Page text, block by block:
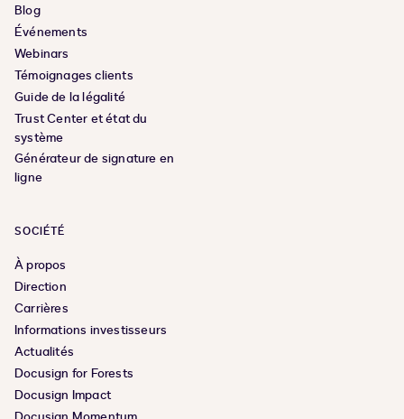
Blog
Événements
Webinars
Témoignages clients
Guide de la légalité
Trust Center et état du
système
Générateur de signature en
ligne
SOCIÉTÉ
À propos
Direction
Carrières
Informations investisseurs
Actualités
Docusign for Forests
Docusign Impact